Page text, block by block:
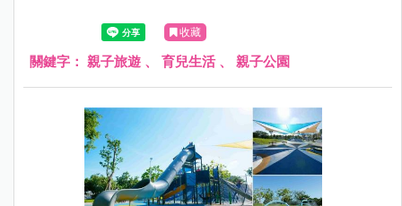
收藏
關鍵字： 親子旅遊 、 育兒生活、 親子公園